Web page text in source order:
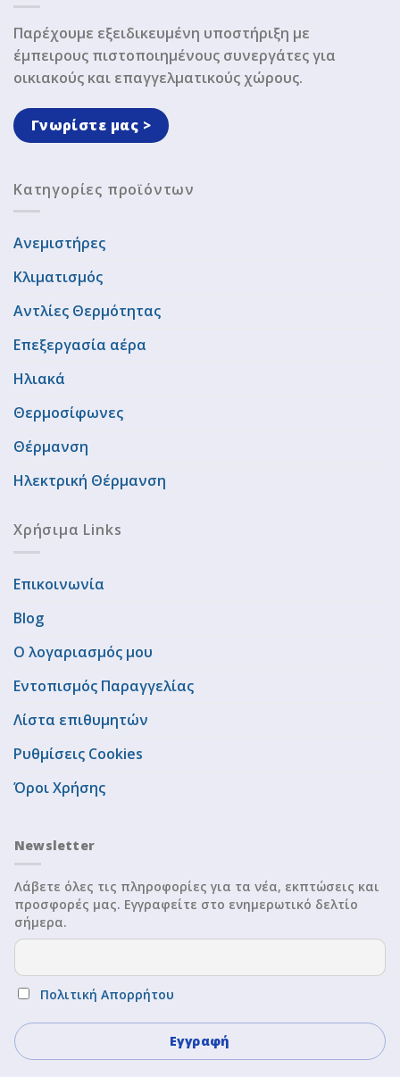
Παρέχουμε εξειδικευμένη υποστήριξη με
έμπειρους πιστοποιημένους συνεργάτες για
οικιακούς και επαγγελματικούς χώρους.
Γνωρίστε μας >
Κατηγορίες προϊόντων
Ανεμιστήρες
Κλιματισμός
Αντλίες Θερμότητας
Επεξεργασία αέρα
Ηλιακά
Θερμοσίφωνες
Θέρμανση
Ηλεκτρική Θέρμανση
Χρήσιμα Links
Επικοινωνία
Blog
Ο λογαριασμός μου
Εντοπισμός Παραγγελίας
Λίστα επιθυμητών
Ρυθμίσεις Cookies
Όροι Χρήσης
Newsletter
Λάβετε όλες τις πληροφορίες για τα νέα, εκπτώσεις και
προσφορές μας. Εγγραφείτε στο ενημερωτικό δελτίο
σήμερα.
Πολιτική Απορρήτου